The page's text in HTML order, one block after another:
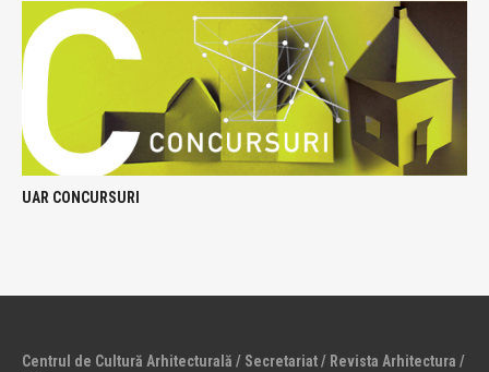
UAR CONCURSURI
Centrul de Cultură Arhitecturală / Secretariat / Revista Arhitectura /